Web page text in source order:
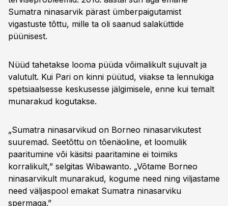
Sumatra ninasarvik pärast ümberpaigutamist
vigastuste tõttu, mille ta oli saanud salaküttide
püünisest.
Nüüd tahetakse looma püüda võimalikult sujuvalt ja
valutult. Kui Pari on kinni püütud, viiakse ta lennukiga
spetsiaalsesse keskusesse jälgimisele, enne kui temalt
munarakud kogutakse.
„Sumatra ninasarvikud on Borneo ninasarvikutest
suuremad. Seetõttu on tõenäoline, et loomulik
paaritumine või käsitsi paaritamine ei toimiks
korralikult,” selgitas Wibawanto. „Võtame Borneo
ninasarvikult munarakud, kogume need ning viljastame
need väljaspool emakat Sumatra ninasarviku
spermaga.”